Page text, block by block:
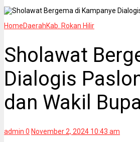
HomeDaerahKab. Rokan Hilir
Sholawat
Dialogis
dan Wakil
admin 0 November 2, 2024 10:43 am